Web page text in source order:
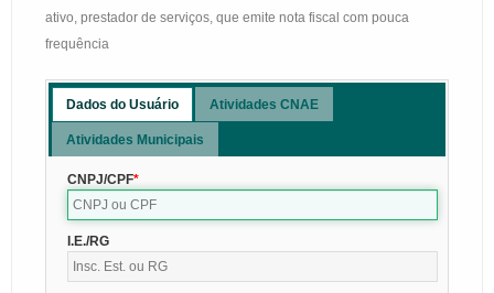
ativo, prestador de serviços, que emite nota fiscal com pouca
frequência
Dados do Usuário Atividades CNAE
Atividades Municipais
CNPJ/CPF
I.E./RG